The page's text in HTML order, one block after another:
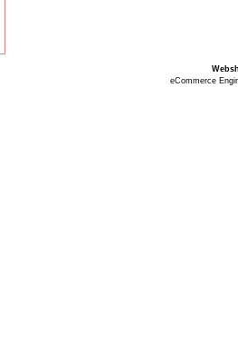
eCommerce